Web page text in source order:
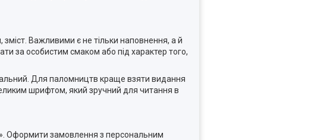
Важливими є не тільки наповнення, а й
за особистим смаком або під характер того,
Для паломництв краще взяти видання
шрифтом, який зручний для читання в
Оформити замовлення з персональним